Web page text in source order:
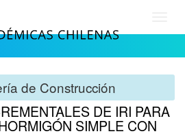
de Construcción
DE IRI PARA
SIMPLE CON